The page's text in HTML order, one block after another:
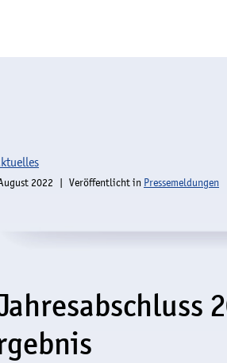
2022 Veröffentlicht in Pressemeldungen